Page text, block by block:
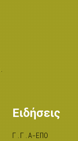
.
Ειδήσεις
Γ.Γ.Α-ΕΠΟ